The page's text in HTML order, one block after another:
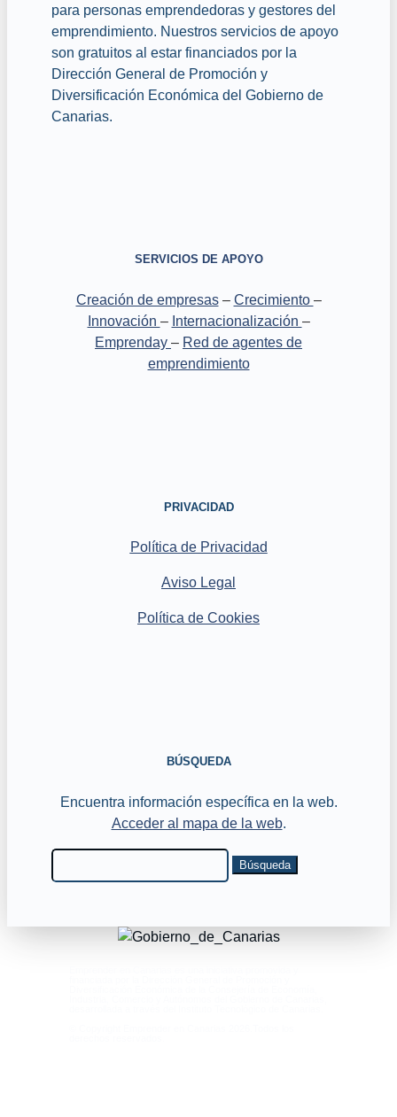
para personas emprendedoras y gestores del
emprendimiento. Nuestros servicios de apoyo
son gratuitos al estar financiados por la
Dirección General de Promoción y
Diversificación Económica del Gobierno de
Canarias.
SERVICIOS DE APOYO
Creación de empresas– Crecimiento –
Innovación – Internacionalización –
Emprenday – Red de agentes de
emprendimiento
PRIVACIDAD
Política de Privacidad
Aviso Legal
Política de Cookies
BÚSQUEDA
Encuentra información específica en la web.
Acceder al mapa de la web.
Buscar: